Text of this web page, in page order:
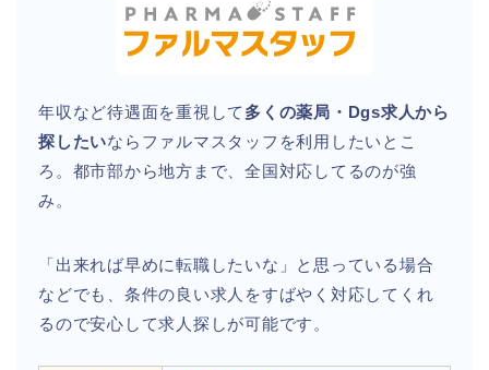
年収など待遇面を重視して 多くの薬局・Dgs求人から
探したいならファルマスタッフを利用したいとこ
ろ。都市部から地方まで、全国対応してるのが強
み。
「出来れば早めに転職したいな」と思っている場合
などでも、条件の良い求人をすばやく対応してくれ
るので安心して求人探しが可能です。